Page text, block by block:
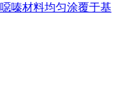
嗪材料均匀涂覆于基